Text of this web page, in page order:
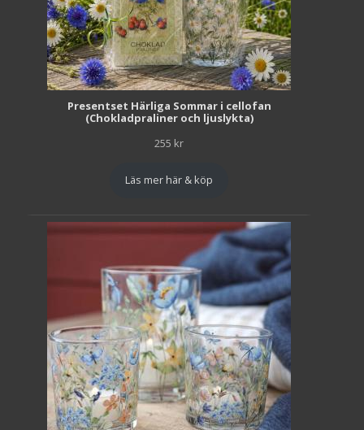
Presentset Härliga Sommar i cellofan
(Chokladpraliner och ljuslykta)
255 kr
Läs mer här & köp